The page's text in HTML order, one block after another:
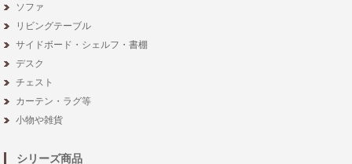
ソファ
リビングテーブル
サイドボード・シェルフ・書棚
デスク
チェスト
カーテン・ラグ等
小物や雑貨
シリーズ商品